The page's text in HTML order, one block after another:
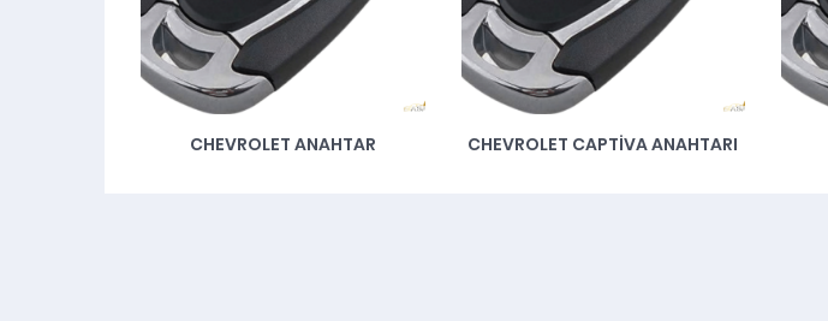
CHEVROLET ANAHTAR CHEVROLET CAPTIVA ANAHTARI